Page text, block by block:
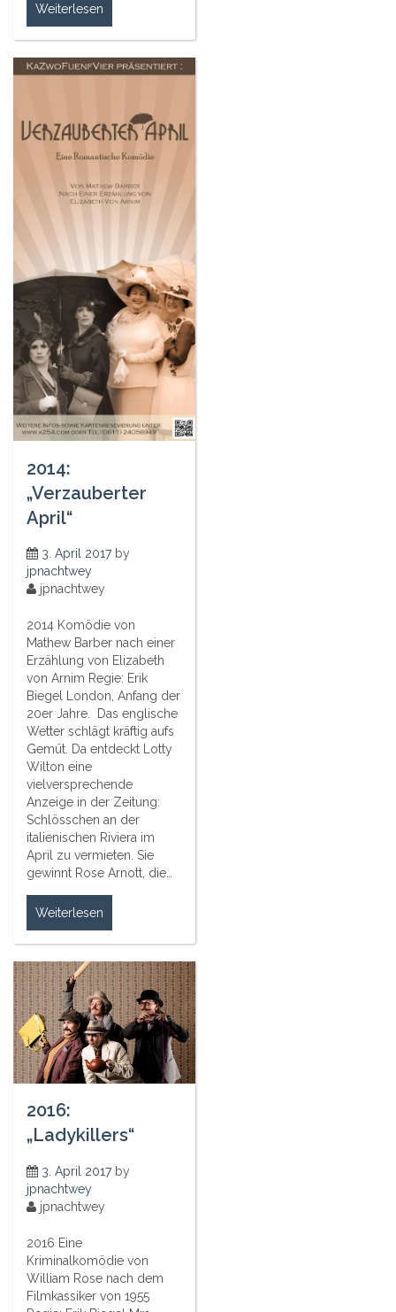
Weiterlesen
2014:
„Verzauberter
April“
3. April 2017by
jpnachtwey
jpnachtwey
2014 Komödie von
Mathew Barber nach einer
Erzählung von Elizabeth
von Arnim Regie: Erik
Biegel London, Anfang der
20er Jahre. Das englische
Wetter schlägt kräftig aufs
Gemüt. Da entdeckt Lotty
Wilton eine
vielversprechende
Anzeige in der Zeitung:
Schlösschen an der
italienischen Riviera im
April zu vermieten. Sie
gewinnt Rose Arnott, die…
Weiterlesen
2016:
„Ladykillers“
3. April 2017by
jpnachtwey
jpnachtwey
2016 Eine
Kriminalkomödie von
William Rose nach dem
Filmkassiker von 1955